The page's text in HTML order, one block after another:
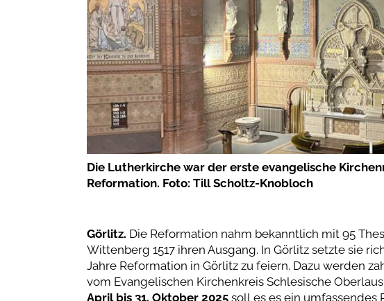
Die Lutherkirche war der erste evangelische
Reformation. Foto: Till Scholtz-Knobloch
Görlitz. Die Reformation nahm bekanntlich mit 95
Wittenberg 1517 ihren Ausgang. In Görlitz setzte sie
Jahre Reformation in Görlitz zu feiern. Dazu werden
vom Evangelischen Kirchenkreis Schlesische
April bis 31. Oktober 2025soll es es ein umfassendes